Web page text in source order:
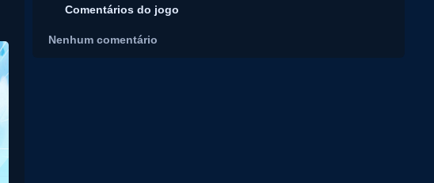
Comentários do jogo
Nenhum comentário